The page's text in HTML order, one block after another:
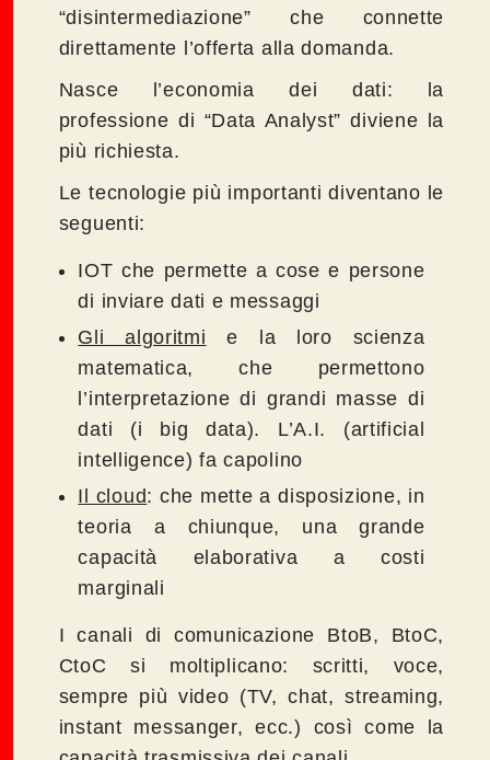
“disintermediazione” che connette
direttamente l’offerta alla domanda.
Nasce l’economia dei dati: la
professione di “Data Analyst” diviene la
più richiesta.
Le tecnologie più importanti diventano le
seguenti:
IOT che permette a cose e persone
di inviare dati e messaggi
Gli algoritmi e la loro scienza
matematica, che permettono
l’interpretazione di grandi masse di
dati (i big data). L’A.I. (artificial
intelligence) fa capolino
Il cloud: che mette a disposizione, in
teoria a chiunque, una grande
capacità elaborativa a costi
marginali
I canali di comunicazione BtoB, BtoC,
CtoC si moltiplicano: scritti, voce,
sempre più video (TV, chat, streaming,
instant messanger, ecc.) così come la